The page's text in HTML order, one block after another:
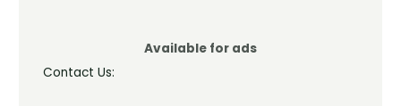
Available for ads
Contact Us: